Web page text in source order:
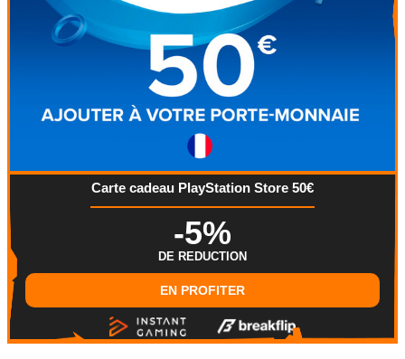
Carte cadeau PlayStation Store 50€
-5%
DE REDUCTION
EN PROFITER